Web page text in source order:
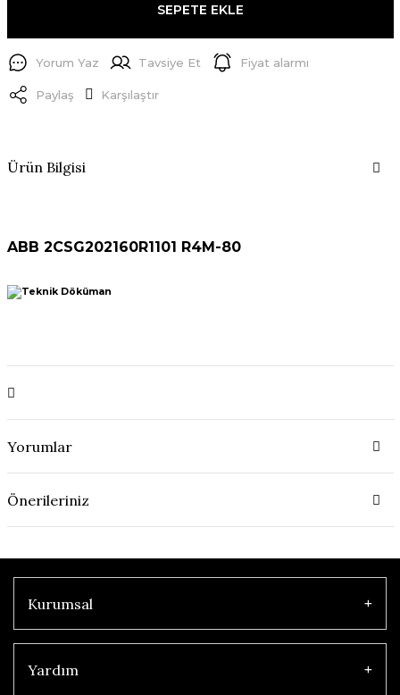
SEPETE EKLE
Yorum Yaz Tavsiye Et Fiyat alarmı
Paylaş Karşılaştır
Ürün Bilgisi
ABB 2CSG202160R1101 R4M-80
Yorumlar
Önerileriniz
Kurumsal
Yardım